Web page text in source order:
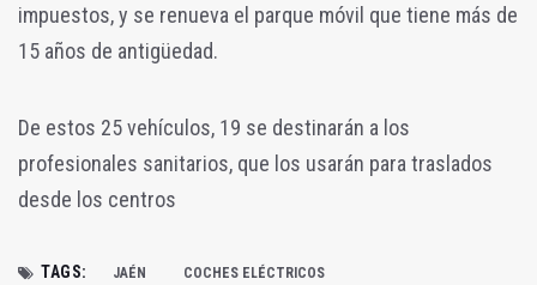
impuestos, y se renueva el parque móvil que tiene más de
15 años de antigüedad.
De estos 25 vehículos, 19 se destinarán a los
profesionales sanitarios, que los usarán para traslados
desde los centros
TAGS: JAÉN COCHES ELÉCTRICOS